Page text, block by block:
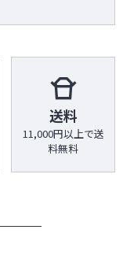
takeout_dining
送料
11,000円以上で送
料無料